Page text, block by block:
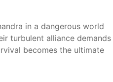
in a dangerous world
turbulent alliance demands
becomes the ultimate